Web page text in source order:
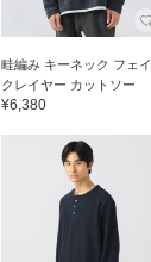
畦編み キーネック フェイ
クレイヤー カットソー
¥6,380